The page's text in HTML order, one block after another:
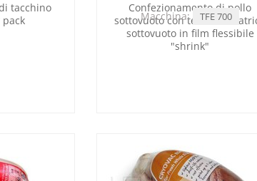
tacchino
Confezionamento di pollo
sottovuoto con
sottovuoto in film flessibile
"shrink"
Macchina: TFE 700